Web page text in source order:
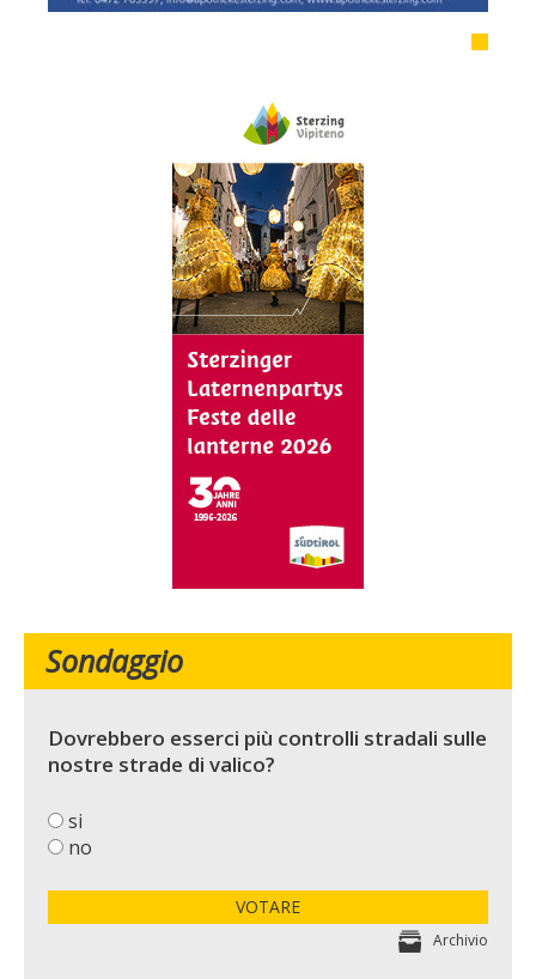
Sondaggio
Dovrebbero esserci più controlli stradali sulle
nostre strade di valico?
si
no
VOTARE
Archivio